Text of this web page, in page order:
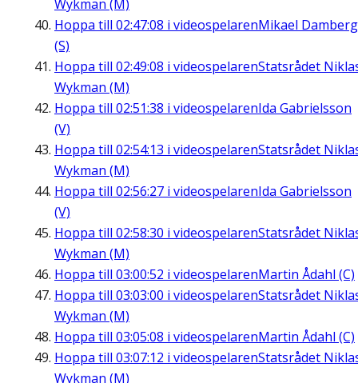
Wykman (M)
Hoppa till 02:47:08 i videospelarenMikael Damberg
(S)
Hoppa till 02:49:08 i videospelarenStatsrådet
Wykman (M)
Hoppa till 02:51:38 i videospelarenIda Gabrielsson
(V)
Hoppa till 02:54:13 i videospelarenStatsrådet
Wykman (M)
Hoppa till 02:56:27 i videospelarenIda Gabrielsson
(V)
Hoppa till 02:58:30 i videospelarenStatsrådet
Wykman (M)
Hoppa till 03:00:52 i videospelarenMartin Ådahl (C)
Hoppa till 03:03:00 i videospelarenStatsrådet
Wykman (M)
Hoppa till 03:05:08 i videospelarenMartin Ådahl (C)
Hoppa till 03:07:12 i videospelarenStatsrådet
Wykman (M)